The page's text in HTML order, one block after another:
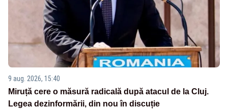
9 aug. 2026, 15:40
Miruță cere o măsură radicală după atacul de la Cluj.
Legea dezinformării, din nou în discuție